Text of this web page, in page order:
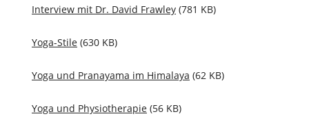
Interview mit Dr. David Frawley (781 KB)
Yoga-Stile (630 KB)
Yoga und Pranayama im Himalaya (62 KB)
Yoga und Physiotherapie (56 KB)